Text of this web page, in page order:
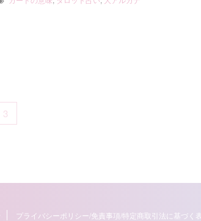
3
プライバシーポリシー/免責事項/特定商取引法に基づく